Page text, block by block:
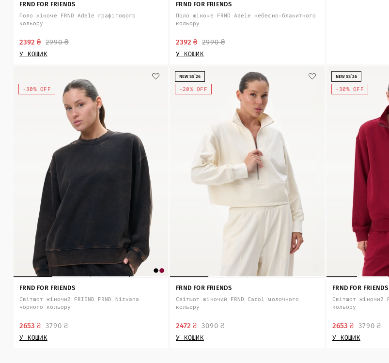
FRND FOR FRIENDS
Поло жіноче FRND Adele графітового
кольору
2990 ₴
2392 ₴
У КОШИК
FRND FOR FRIENDS
Поло жіноче FRND Adele небесно-блакитного
кольору
2990 ₴
2392 ₴
У КОШИК
-30% OFF
FRND FOR FRIENDS
Світшот жіночий FRIEND FRND Nirvana
чорного кольору
3790 ₴
2653 ₴
У КОШИК
-20% OFF
NEW SS`26
FRND FOR FRIENDS
Світшот жіночий FRND Carol молочного
кольору
3090 ₴
2472 ₴
У КОШИК
-30% OFF
NEW SS`26
FRND FOR FRIENDS
Світшот жіночий
кольору
3790 ₴
2653 ₴
У КОШИК